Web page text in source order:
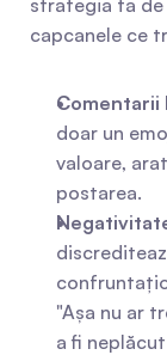
strategia ta
capcanele ce
Comentarii
doar un
valoare,
postarea.
"Așa nu ar
a fi